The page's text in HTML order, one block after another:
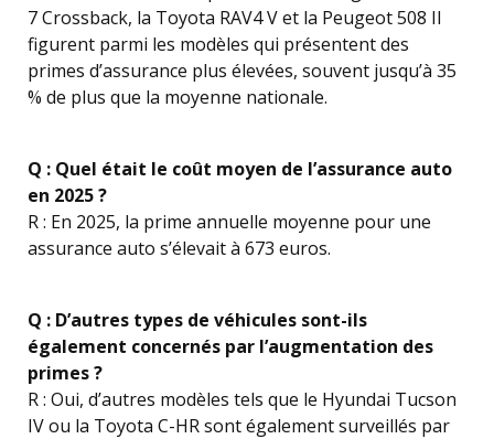
7 Crossback, la Toyota RAV4 V et la Peugeot 508 II
figurent parmi les modèles qui présentent des
primes d’assurance plus élevées, souvent jusqu’à 35
% de plus que la moyenne nationale.
Q : Quel était le coût moyen de l’assurance auto
en 2025 ?
R : En 2025, la prime annuelle moyenne pour une
assurance auto s’élevait à 673 euros.
Q : D’autres types de véhicules sont-ils
également concernés par l’augmentation des
primes ?
R : Oui, d’autres modèles tels que le Hyundai Tucson
IV ou la Toyota C-HR sont également surveillés par